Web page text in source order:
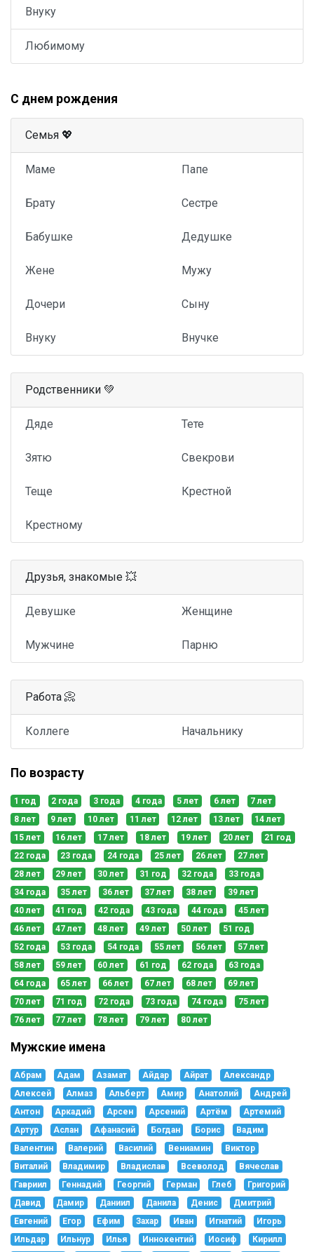
Внуку
Любимому
С днем рождения
Семья 💖
Маме Папе
Брату Сестре
Бабушке Дедушке
Жене Мужу
Дочери Сыну
Внуку Внучке
Родственники 💚
Дяде Тете
Зятю Свекрови
Теще Крестной
Крестному
Друзья, знакомые 💥
Девушке Женщине
Мужчине Парню
Работа 📀
Коллеге Начальнику
По возрасту
1 год 2 года 3 года 4 года 5 лет 6 лет
7 лет
8 лет
9 лет 10 лет 11 лет 12 лет 13 лет
14 лет
15 лет
16 лет 17 лет 18 лет 19 лет 20 лет
21 год
22 года
23 года 24 года 25 лет 26 лет
27 лет
28 лет
29 лет 30 лет 31 год 32 года
33 года
34 года
35 лет 36 лет 37 лет 38 лет
39 лет
40 лет
41 год 42 года 43 года 44 года
45 лет
46 лет
47 лет 48 лет 49 лет 50 лет
51 год
52 года
53 года 54 года 55 лет 56 лет
57 лет
58 лет
59 лет 60 лет 61 год 62 года
63 года
64 года
65 лет 66 лет 67 лет 68 лет
69 лет
70 лет
71 год 72 года 73 года 74 года
75 лет
76 лет
77 лет 78 лет 79 лет 80 лет
Мужские имена
Абрам Адам Азамат Айдар Айрат
Александр
Алексей
Алмаз Альберт Амир Анатолий
Андрей
Антон
Аркадий Арсен Арсений Артём
Артемий
Артур
Аслан Афанасий Богдан Борис
Вадим
Валентин
Валерий Василий Вениамин
Виктор
Виталий
Владимир Владислав Всеволод
Вячеслав
Гавриил
Геннадий Георгий Герман Глеб
Григорий
Давид
Дамир Даниил Данила Денис
Дмитрий
Евгений
Егор Ефим Захар Иван Игнатий
Игорь
Ильдар
Ильнур Илья Иннокентий Иосиф
Кирилл